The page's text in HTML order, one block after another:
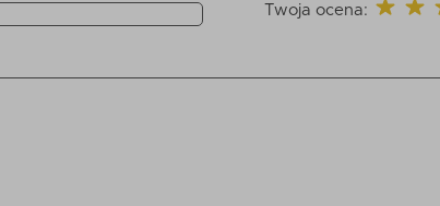
Twoja ocena: